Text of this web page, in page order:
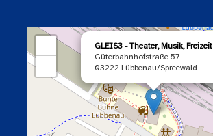
GLEIS3 - Theater, Musik, Freizeit
Güterbahnhofstraße 57
03222 Lübbenau/Spreewald